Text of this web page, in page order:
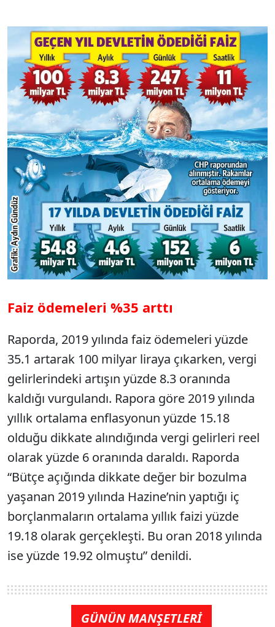
Faiz ödemeleri %35 arttı
Raporda, 2019 yılında faiz ödemeleri yüzde
35.1 artarak 100 milyar liraya çıkarken, vergi
gelirlerindeki artışın yüzde 8.3 oranında
kaldığı vurgulandı. Rapora göre 2019 yılında
yıllık ortalama enflasyonun yüzde 15.18
olduğu dikkate alındığında vergi gelirleri reel
olarak yüzde 6 oranında daraldı. Raporda
“Bütçe açığında dikkate değer bir bozulma
yaşanan 2019 yılında Hazine’nin yaptığı iç
borçlanmaların ortalama yıllık faizi yüzde
19.18 olarak gerçekleşti. Bu oran 2018 yılında
ise yüzde 19.92 olmuştu” denildi.
GÜNÜN MANŞETLERİ